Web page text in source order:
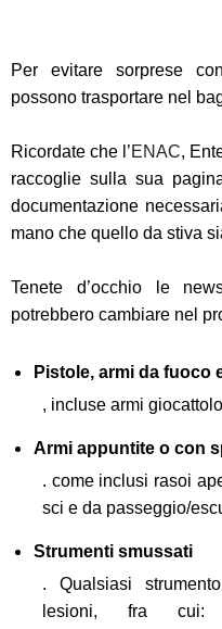
Per evitare sorprese
possono trasportare nel
Ricordate che l’ENAC,
raccoglie sulla sua
documentazione
mano che quello da stiva
Tenete d’occhio le
potrebbero cambiare nel
Pistole, armi da fuoco
, incluse armi
Armi appuntite o con
. come inclusi rasoi
sci e da passeggio/
Strumenti smussati
. Qualsiasi
lesioni, fra cui: